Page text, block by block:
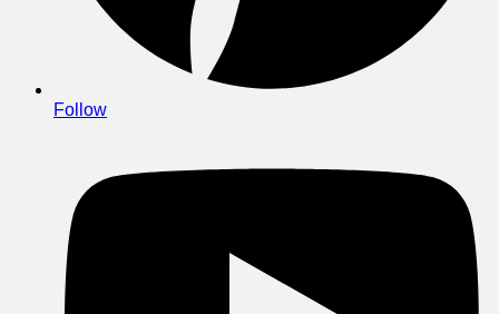
Follow